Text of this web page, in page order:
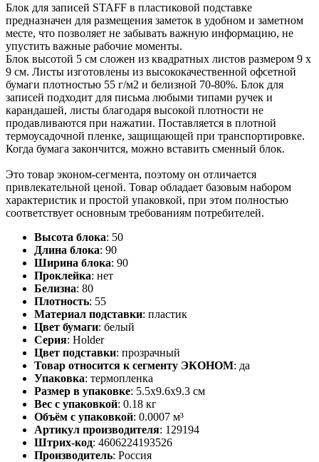
Блок для записей STAFF в пластиковой подставке
предназначен для размещения заметок в удобном и заметном
месте, что позволяет не забывать важную информацию, не
упустить важные рабочие моменты.
Блок высотой 5 см сложен из квадратных листов размером 9 х
9 см. Листы изготовлены из высококачественной офсетной
бумаги плотностью 55 г/м2 и белизной 70-80%. Блок для
записей подходит для письма любыми типами ручек и
карандашей, листы благодаря высокой плотности не
продавливаются при нажатии. Поставляется в плотной
термоусадочной пленке, защищающей при транспортировке.
Когда бумага закончится, можно вставить сменный блок.
Это товар эконом-сегмента, поэтому он отличается
привлекательной ценой. Товар обладает базовым набором
характеристик и простой упаковкой, при этом полностью
соответствует основным требованиям потребителей.
Высота блока: 50
Длина блока: 90
Ширина блока: 90
Проклейка: нет
Белизна: 80
Плотность: 55
Материал подставки: пластик
Цвет бумаги: белый
Серия: Holder
Цвет подставки: прозрачный
Товар относится к сегменту ЭКОНОМ: да
Упаковка: термопленка
Размер в упаковке: 5.5x9.6x9.3 см
Вес с упаковкой: 0.18 кг
Объём с упаковкой: 0.0007 м³
Артикул производителя: 129194
Штрих-код: 4606224193526
Производитель: Россия